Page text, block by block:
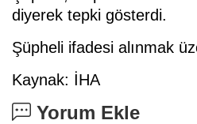
diyerek tepki gösterdi.
Şüpheli ifadesi alınmak
Kaynak: İHA
Yorum Ekle